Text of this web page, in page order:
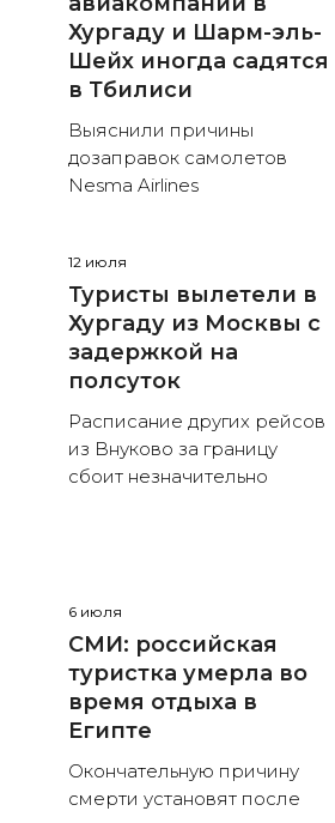
Хургаду и Шарм-эль-
Шейх иногда садятся
в Тбилиси
Выяснили причины
дозаправок самолетов
Nesma Airlines
12 июля
Туристы вылетели в
Хургаду из Москвы с
задержкой на
полсуток
Расписание других рейсов
из Внуково за границу
сбоит незначительно
6 июля
СМИ: российская
туристка умерла во
время отдыха в
Египте
Окончательную причину
смерти установят после